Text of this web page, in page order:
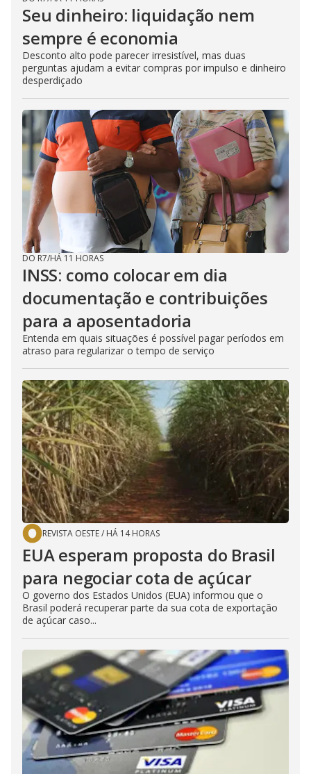
Seu dinheiro: liquidação nem
sempre é economia
Desconto alto pode parecer irresistível, mas duas
perguntas ajudam a evitar compras por impulso e dinheiro
desperdiçado
DO R7/HÁ 11 HORAS
INSS: como colocar em dia
documentação e contribuições
para a aposentadoria
Entenda em quais situações é possível pagar períodos em
atraso para regularizar o tempo de serviço
REVISTA OESTE/ HÁ 14 HORAS
EUA esperam proposta do Brasil
para negociar cota de açúcar
O governo dos Estados Unidos (EUA) informou que o
Brasil poderá recuperar parte da sua cota de exportação
de açúcar caso...